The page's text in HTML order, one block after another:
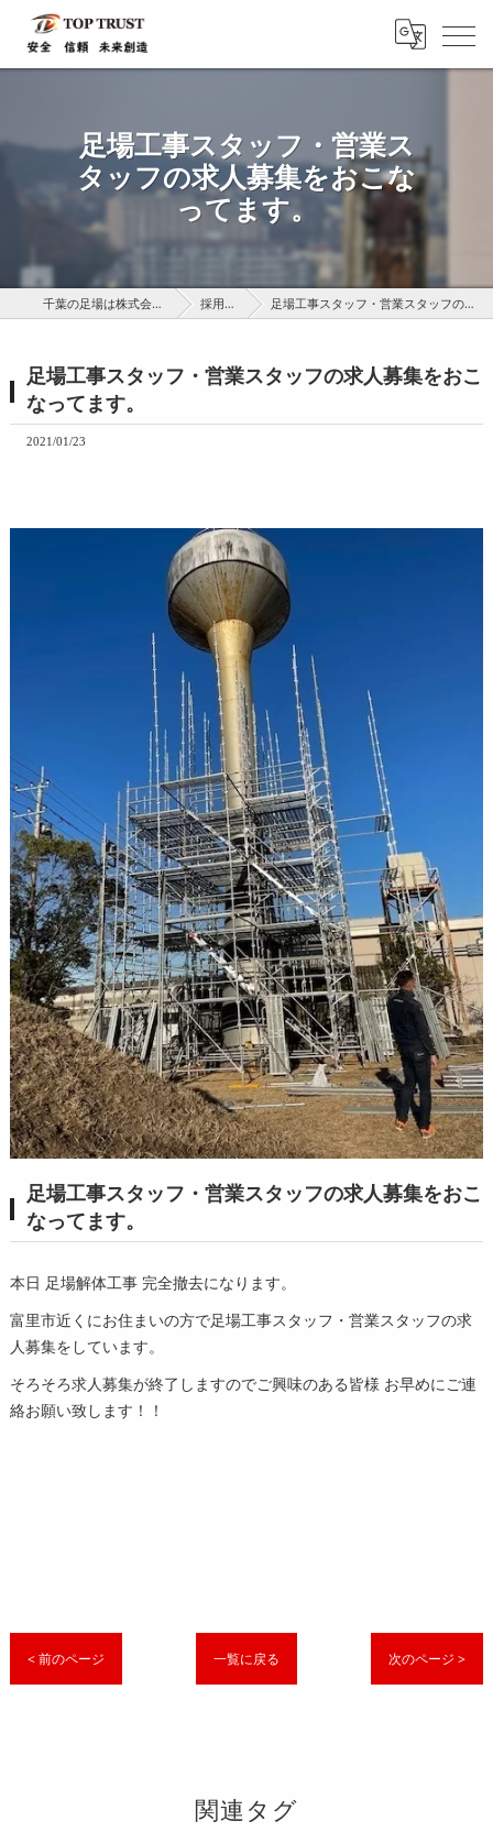
足場工事スタッフ・営業ス
タッフの求人募集をおこな
ってます。
千葉の足場は株式会社トップトラスト 採用ブログ 足場工事スタッフ・営業スタッフの求人募集をおこなってます。
足場工事スタッフ・営業スタッフの求人募集をおこ
なってます。
2021/01/23
足場工事スタッフ・営業スタッフの求人募集をおこ
なってます。
本日 足場解体工事 完全撤去になります。
富里市近くにお住まいの方で足場工事スタッフ・営業スタッフの求
人募集をしています。
そろそろ求人募集が終了しますのでご興味のある皆様 お早めにご連
絡お願い致します！！
< 前のページ 一覧に戻る 次のページ >
関連タグ